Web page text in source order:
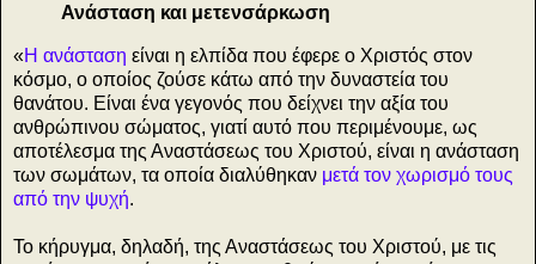
Ανάσταση και μετενσάρκωση
«Η ανάσταση είναι η ελπίδα που έφερε ο Χριστός στον
κόσμο, ο οποίος ζούσε κάτω από την δυναστεία του
θανάτου. Είναι ένα γεγονός που δείχνει την αξία του
ανθρώπινου σώματος, γιατί αυτό που περιμένουμε, ως
αποτέλεσμα της Αναστάσεως του Χριστού, είναι η ανάσταση
των σωμάτων, τα οποία διαλύθηκαν μετά τον χωρισμό τους
από την ψυχή.
Το κήρυγμα, δηλαδή, της Αναστάσεως του Χριστού, με τις